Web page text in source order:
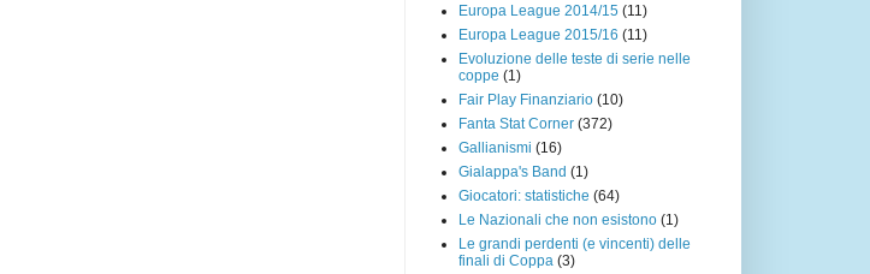
Europa League 2014/15 (11)
Europa League 2015/16 (11)
Evoluzione delle teste di serie nelle
coppe (1)
Fair Play Finanziario (10)
Fanta Stat Corner (372)
Gallianismi (16)
Gialappa's Band (1)
Giocatori: statistiche (64)
Le Nazionali che non esistono (1)
Le grandi perdenti (e vincenti) delle
finali di Coppa (3)